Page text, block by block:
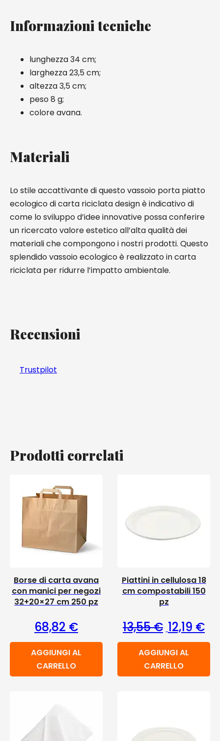
Informazioni tecniche
lunghezza 34 cm;
larghezza 23,5 cm;
altezza 3,5 cm;
peso 8 g;
colore avana.
Materiali
Lo stile accattivante di questo vassoio porta piatto
ecologico di carta riciclata design è indicativo di
come lo sviluppo d’idee innovative possa conferire
un ricercato valore estetico all’alta qualità dei
materiali che compongono i nostri prodotti. Questo
splendido vassoio ecologico è realizzato in carta
riciclata per ridurre l’impatto ambientale.
Recensioni
Trustpilot
Prodotti correlati
Borse di carta avana
con manici per negozi
32+20×27 cm 250 pz
68,82 €
AGGIUNGI AL
CARRELLO
Piattini in cellulosa 18
cm compostabili 150
pz
13,55€ Il prezzo
12,19 €Il
AGGIUNGI AL
CARRELLO